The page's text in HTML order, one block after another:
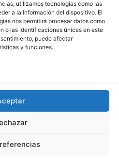
utilizamos tecnologías como las
a la información del dispositivo. El
nos permitirá procesar datos como
o las identificaciones únicas en este
puede afectar
y funciones.
ac.agenciencia@gmail.com